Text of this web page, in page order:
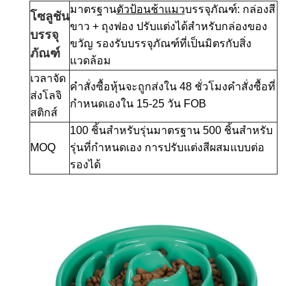
โซลูชัน
บรรจุ
ภัณฑ์
มาตรฐานตัวป้อนช้าแมวบรรจุภัณฑ์: กล่องสี
ขาว + ถุงฟอง ปรับแต่งได้สำหรับกล่องของ
ขวัญ รองรับบรรจุภัณฑ์ที่เป็นมิตรกับสิ่ง
แวดล้อม
เวลาจัด
ส่งโลจิ
สติกส์
คำสั่งซื้อหุ้นจะถูกส่งใน 48 ชั่วโมงคำสั่งซื้อที่
กำหนดเองใน 15-25 วัน FOB
MOQ
100 ชิ้นสำหรับรุ่นมาตรฐาน 500 ชิ้นสำหรับ
รุ่นที่กำหนดเอง การปรับแต่งสีผสมแบบต่อ
รองได้